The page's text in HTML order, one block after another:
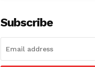
Subscribe